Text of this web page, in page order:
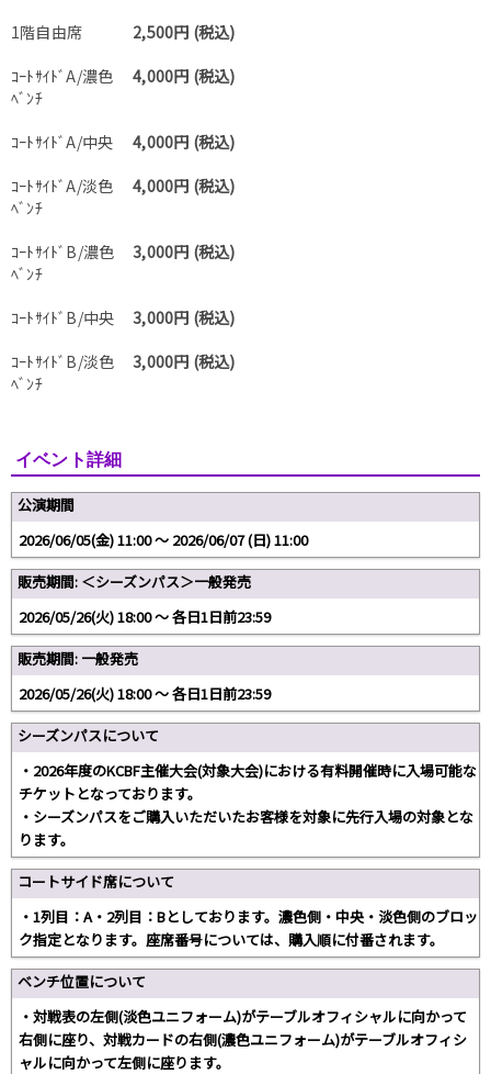
1階自由席
2,500円 (税込)
ｺｰﾄｻｲﾄﾞA/濃色
ﾍﾞﾝﾁ
4,000円 (税込)
ｺｰﾄｻｲﾄﾞA/中央
4,000円 (税込)
ｺｰﾄｻｲﾄﾞA/淡色
ﾍﾞﾝﾁ
4,000円 (税込)
ｺｰﾄｻｲﾄﾞB/濃色
ﾍﾞﾝﾁ
3,000円 (税込)
ｺｰﾄｻｲﾄﾞB/中央
3,000円 (税込)
ｺｰﾄｻｲﾄﾞB/淡色
ﾍﾞﾝﾁ
3,000円 (税込)
イベント詳細
公演期間
2026/06/05(金) 11:00 〜 2026/06/07 (日) 11:00
販売期間: ＜シーズンパス＞一般発売
2026/05/26(火) 18:00 〜 各日1日前23:59
販売期間: 一般発売
2026/05/26(火) 18:00 〜 各日1日前23:59
シーズンパスについて
・2026年度のKCBF主催大会(対象大会)における有料開催時に入場可能な
チケットとなっております。
・シーズンパスをご購入いただいたお客様を対象に先行入場の対象とな
ります。
コートサイド席について
・1列目：A・2列目：Bとしております。濃色側・中央・淡色側のブロッ
ク指定となります。座席番号については、購入順に付番されます。
ベンチ位置について
・対戦表の左側(淡色ユニフォーム)がテーブルオフィシャルに向かって
右側に座り、対戦カードの右側(濃色ユニフォーム)がテーブルオフィシ
ャルに向かって左側に座ります。